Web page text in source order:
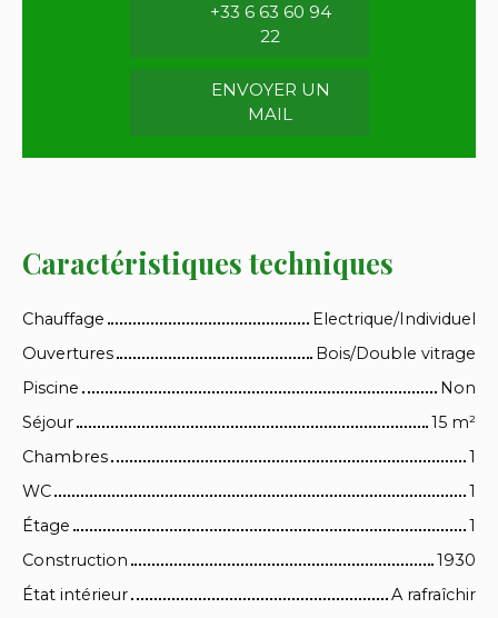
+33 6 63 60 94
22
ENVOYER UN
MAIL
Caractéristiques techniques
Chauffage
Electrique/Individuel
Ouvertures
Bois/Double vitrage
Piscine
Non
Séjour
15 m²
Chambres
1
WC
1
Étage
1
Construction
1930
État intérieur
A rafraîchir